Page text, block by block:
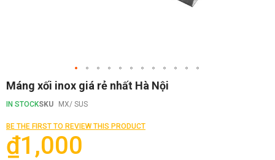
Skip
the
of
the
images
gallery
Máng xối inox giá rẻ nhất Hà Nội
IN STOCKSKU MX/ SUS
BE THE FIRST TO REVIEW THIS PRODUCT
₫1,000